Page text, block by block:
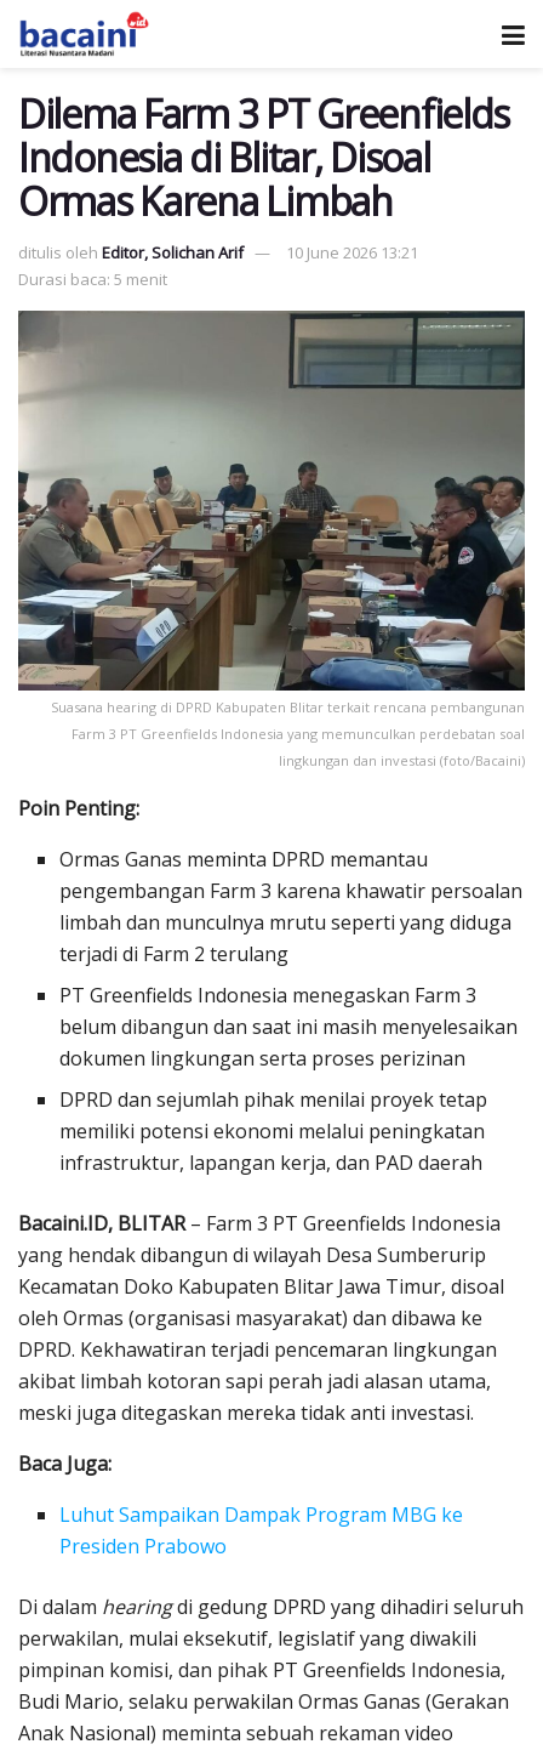
Dilema Farm 3 PT Greenfields
Indonesia di Blitar, Disoal
Ormas Karena Limbah
ditulis oleh Editor, Solichan Arif
10 June 2026 13:21
Durasi baca: 5 menit
Suasana hearing di DPRD Kabupaten Blitar terkait rencana pembangunan
Farm 3 PT Greenfields Indonesia yang memunculkan perdebatan soal
lingkungan dan investasi (foto/Bacaini)
Poin Penting:
Ormas Ganas meminta DPRD memantau
pengembangan Farm 3 karena khawatir persoalan
limbah dan munculnya mrutu seperti yang diduga
terjadi di Farm 2 terulang
PT Greenfields Indonesia menegaskan Farm 3
belum dibangun dan saat ini masih menyelesaikan
dokumen lingkungan serta proses perizinan
DPRD dan sejumlah pihak menilai proyek tetap
memiliki potensi ekonomi melalui peningkatan
infrastruktur, lapangan kerja, dan PAD daerah
Bacaini.ID, BLITAR– Farm 3 PT Greenfields Indonesia
yang hendak dibangun di wilayah Desa Sumberurip
Kecamatan Doko Kabupaten Blitar Jawa Timur, disoal
oleh Ormas (organisasi masyarakat) dan dibawa ke
DPRD. Kekhawatiran terjadi pencemaran lingkungan
akibat limbah kotoran sapi perah jadi alasan utama,
meski juga ditegaskan mereka tidak anti investasi.
Baca Juga:
Luhut Sampaikan Dampak Program MBG ke
Presiden Prabowo
Di dalam hearingdi gedung DPRD yang dihadiri seluruh
perwakilan, mulai eksekutif, legislatif yang diwakili
pimpinan komisi, dan pihak PT Greenfields Indonesia,
Budi Mario, selaku perwakilan Ormas Ganas (Gerakan
Anak Nasional) meminta sebuah rekaman video